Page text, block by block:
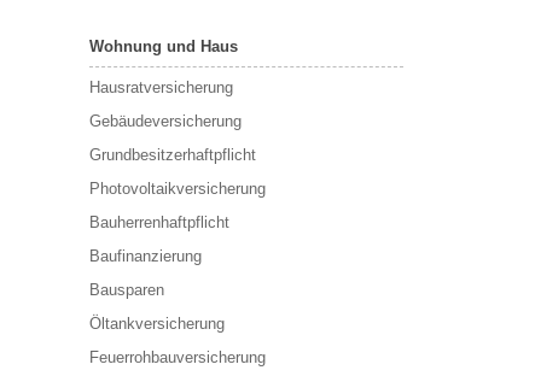
Wohnung und Haus
Hausratversicherung
Gebäudeversicherung
Grundbesitzerhaftpflicht
Photovoltaikversicherung
Bauherrenhaftpflicht
Baufinanzierung
Bausparen
Öltankversicherung
Feuerrohbauversicherung